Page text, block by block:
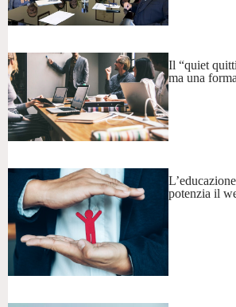
Il “quiet
ma una
potenzia il